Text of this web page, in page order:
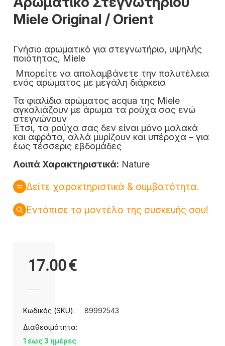
Miele Original / Orient
Γνήσιο αρωματικό για στεγνωτήριο, υψηλής
ποιότητας, Miele
Μπορείτε να απολαμβάνετε την πολυτέλεια
ενός αρώματος με μεγάλη διάρκεια
Τα φιαλίδια αρώματος acqua της Miele
αγκαλιάζουν με άρωμα τα ρούχα σας ενώ
στεγνώνουν
Έτσι, τα ρούχα σας δεν είναι μόνο μαλακά
και αφράτα, αλλά μυρίζουν και υπέροχα – για
έως τέσσερις εβδομάδες
Λοιπά Χαρακτηριστικά: Nature
Δείτε χαρακτηριστικά & συμβατότητα.
Εντόπισε το μοντέλο της συσκευής σου!
17.00€
Κωδικός (SKU):
89992543
Διαθεσιμότητα:
1 έως 3 ημέρες